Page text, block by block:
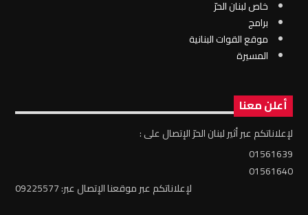
خاص لبنان الحرّ
برامج
موقع القوات البنانية
المسيرة
أعلن معنا
لإعلاناتكم عبر أثير لبنان الحرّ الإتصال على :
01561639
01561640
لإعلاناتكم عبر موقعنا الإتصال عبر: 09225577